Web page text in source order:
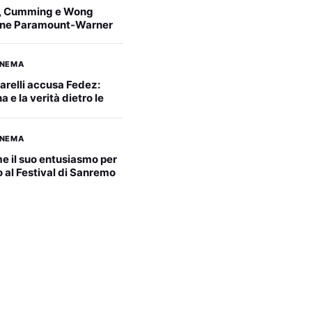
e Wong
Paramount-Warner
accusa Fedez:
e la verità dietro le
il suo entusiasmo per
al Festival di Sanremo